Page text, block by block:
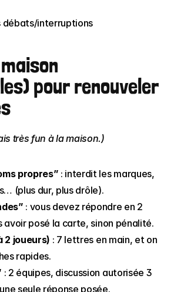
débats/interruptions
pour renouveler
très fun à la maison.)
propres” : interdit les marques,
(plus dur, plus drôle).
: vous devez répondre en 2
avoir posé la carte, sinon pénalité.
2 joueurs) : 7 lettres en main, et on
rapides.
: 2 équipes, discussion autorisée 3
seule réponse posée.